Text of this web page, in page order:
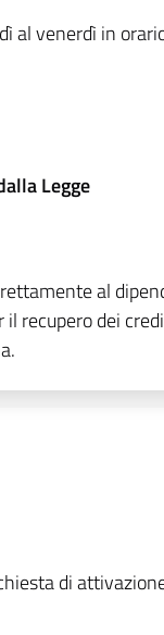
al venerdì in
Legge
al
recupero dei
di